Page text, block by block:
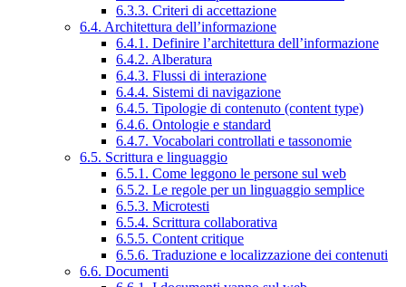
6.3.3. Criteri di accettazione
6.4. Architettura dell’informazione
6.4.1. Definire l’architettura dell’informazione
6.4.2. Alberatura
6.4.3. Flussi di interazione
6.4.4. Sistemi di navigazione
6.4.5. Tipologie di contenuto (content type)
6.4.6. Ontologie e standard
6.4.7. Vocabolari controllati e tassonomie
6.5. Scrittura e linguaggio
6.5.1. Come leggono le persone sul web
6.5.2. Le regole per un linguaggio semplice
6.5.3. Microtesti
6.5.4. Scrittura collaborativa
6.5.5. Content critique
6.5.6. Traduzione e localizzazione dei contenuti
6.6. Documenti